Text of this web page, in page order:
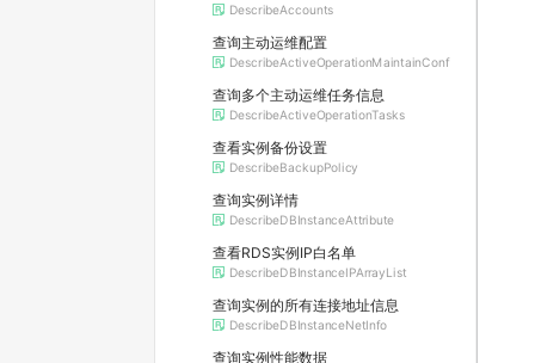
DescribeAccounts
查询主动运维配置
DescribeActiveOperationMaintainConf
查询多个主动运维任务信息
DescribeActiveOperationTasks
查看实例备份设置
DescribeBackupPolicy
查询实例详情
DescribeDBInstanceAttribute
查看RDS实例IP白名单
DescribeDBInstanceIPArrayList
查询实例的所有连接地址信息
DescribeDBInstanceNetInfo
查询实例性能数据